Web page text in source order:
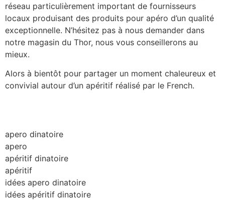
réseau particulièrement important de fournisseurs
locaux produisant des produits pour apéro d’un qualité
exceptionnelle. N’hésitez pas à nous demander dans
notre magasin du Thor, nous vous conseillerons au
mieux.
Alors à bientôt pour partager un moment chaleureux et
convivial autour d’un apéritif réalisé par le French.
apero dinatoire
apero
apéritif dinatoire
apéritif
idées apero dinatoire
idées apéritif dinatoire